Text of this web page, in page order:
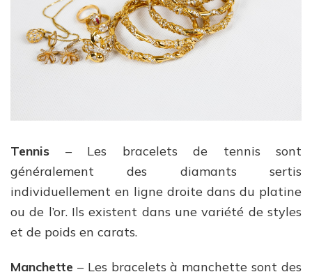
Tennis – Les bracelets de tennis sont
généralement des diamants sertis
individuellement en ligne droite dans du platine
ou de l’or. Ils existent dans une variété de styles
et de poids en carats.
Manchette – Les bracelets à manchette sont des